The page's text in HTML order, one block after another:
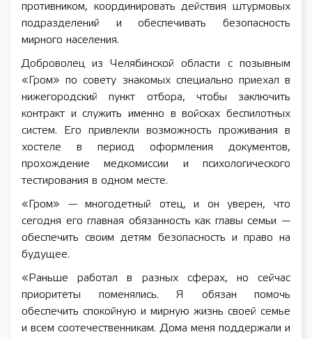
противником, координировать действия штурмовых
подразделений и обеспечивать безопасность
мирного населения.
Доброволец из Челябинской области с позывным
«Гром» по совету знакомых специально приехал в
нижегородский пункт отбора, чтобы заключить
контракт и служить именно в войсках беспилотных
систем. Его привлекли возможность проживания в
хостеле в период оформления документов,
прохождение медкомиссии и психологического
тестирования в одном месте.
«Гром» — многодетный отец, и он уверен, что
сегодня его главная обязанность как главы семьи —
обеспечить своим детям безопасность и право на
будущее.
«Раньше работал в разных сферах, но сейчас
приоритеты поменялись. Я обязан помочь
обеспечить спокойную и мирную жизнь своей семье
и всем соотечественникам. Дома меня поддержали и